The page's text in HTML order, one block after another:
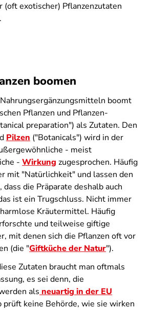
(oft exotischer) Pflanzenzutaten
boomen
boomt
Pflanzen und Pflanzen­
preparation") als Zutaten. Den
Pilzen ("Botanicals") wird in der
- meist
- Wirkung zugesprochen. Häufig
mit "Natürlichkeit" und lassen den
die Präparate deshalb auch
ist ein Trugschluss. Nicht immer
Kräutermittel. Häufig
und teilweise giftige
mit denen sich die Pflanzen oft vor
(die "Giftküche der Natur").
Zutaten braucht man oftmals
es sei denn, die
als neuartig in der EU
keine Behörde, wie sie wirken